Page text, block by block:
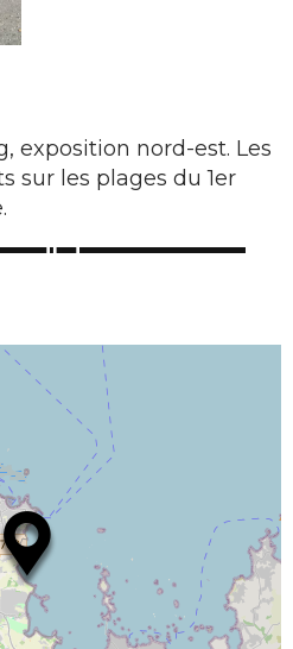
exposition nord-est. Les
sur les plages du 1er